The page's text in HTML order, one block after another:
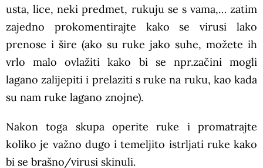
usta, lice, neki predmet, rukuju se s vama,… zatim
zajedno prokomentirajte kako se virusi lako
prenose i šire (ako su ruke jako suhe, možete ih
vrlo malo ovlažiti kako bi se npr.začini mogli
lagano zalijepiti i prelaziti s ruke na ruku, kao kada
su nam ruke lagano znojne).
Nakon toga skupa operite ruke i promatrajte
koliko je važno dugo i temeljito istrljati ruke kako
bi se brašno/virusi skinuli.